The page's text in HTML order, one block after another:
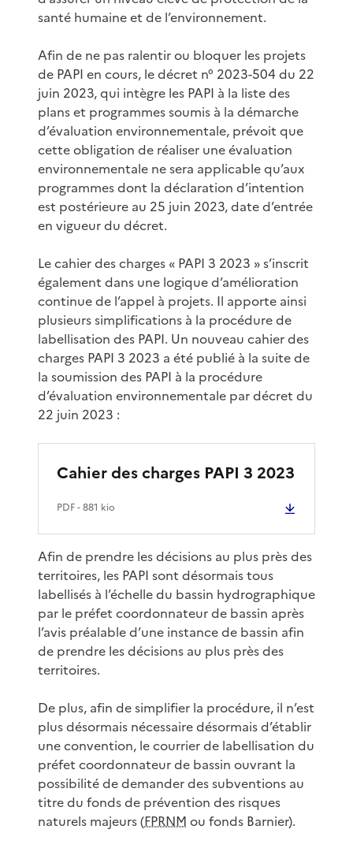
santé humaine et de l’environnement.
Afin de ne pas ralentir ou bloquer les projets
de PAPI en cours, le décret n° 2023-504 du 22
juin 2023, qui intègre les PAPI à la liste des
plans et programmes soumis à la démarche
d’évaluation environnementale, prévoit que
cette obligation de réaliser une évaluation
environnementale ne sera applicable qu’aux
programmes dont la déclaration d’intention
est postérieure au 25 juin 2023, date d’entrée
en vigueur du décret.
Le cahier des charges « PAPI 3 2023 » s’inscrit
également dans une logique d’amélioration
continue de l’appel à projets. Il apporte ainsi
plusieurs simplifications à la procédure de
labellisation des PAPI. Un nouveau cahier des
charges PAPI 3 2023 a été publié à la suite de
la soumission des PAPI à la procédure
d’évaluation environnementale par décret du
22 juin 2023 :
Cahier des charges PAPI 3 2023
PDF- 881 kio
Afin de prendre les décisions au plus près des
territoires, les PAPI sont désormais tous
labellisés à l’échelle du bassin hydrographique
par le préfet coordonnateur de bassin après
l’avis préalable d’une instance de bassin afin
de prendre les décisions au plus près des
territoires.
De plus, afin de simplifier la procédure, il n’est
plus désormais nécessaire désormais d’établir
une convention, le courrier de labellisation du
préfet coordonnateur de bassin ouvrant la
possibilité de demander des subventions au
titre du fonds de prévention des risques
naturels majeurs (FPRNM ou fonds Barnier).